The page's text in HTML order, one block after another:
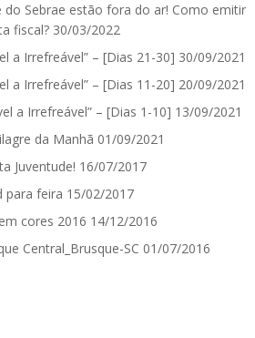
Sebrae estão fora do ar! Como emitir
fiscal? 30/03/2022
a Irrefreável” – [Dias 21-30] 30/09/2021
a Irrefreável” – [Dias 11-20] 20/09/2021
a Irrefreável” – [Dias 1-10] 13/09/2021
da Manhã 01/09/2021
Juventude! 16/07/2017
para feira 15/02/2017
cores 2016 14/12/2016
Central_Brusque-SC 01/07/2016